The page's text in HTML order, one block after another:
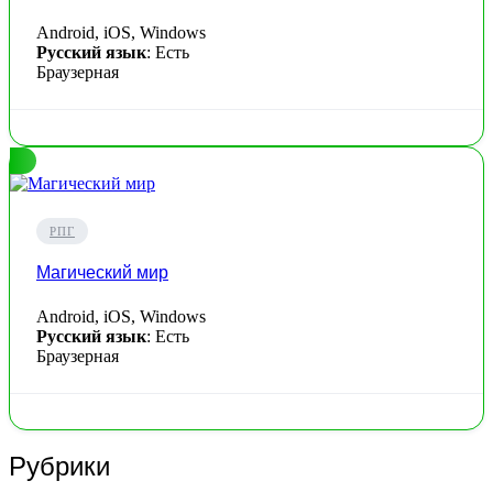
Android, iOS, Windows
Русский язык: Есть
Браузерная
РПГ
Магический мир
Android, iOS, Windows
Русский язык: Есть
Браузерная
Рубрики